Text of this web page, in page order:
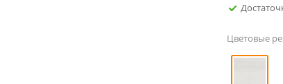
Цветовые